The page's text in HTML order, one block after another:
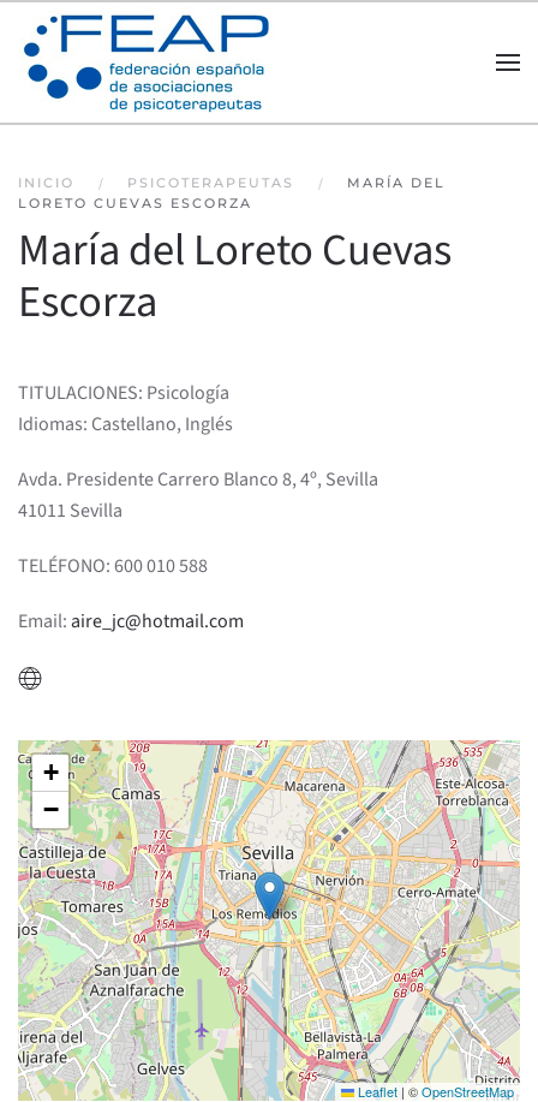
Skip to main content
INICIO PSICOTERAPEUTAS
MARÍA DEL
LORETO CUEVAS ESCORZA
María del Loreto Cuevas
Escorza
TITULACIONES: Psicología
Idiomas: Castellano, Inglés
Avda. Presidente Carrero Blanco 8, 4º, Sevilla
41011 Sevilla
TELÉFONO: 600 010 588
Email: aire_jc@hotmail.com
+
−
Leaflet | ©OpenStreetMap